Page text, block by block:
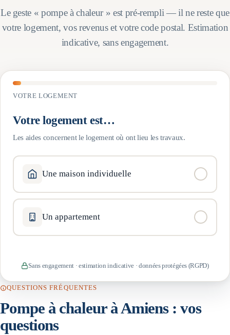
Le geste « pompe à chaleur » est pré-rempli — il ne reste que
votre logement, vos revenus et votre code postal. Estimation
indicative, sans engagement.
VOTRE LOGEMENT
Votre logement est…
Les aides concernent le logement où ont lieu les travaux.
Une maison individuelle
Un appartement
Sans engagement · estimation indicative · données protégées (RGPD)
QUESTIONS FRÉQUENTES
Pompe à chaleur àAmiens: vos
questions